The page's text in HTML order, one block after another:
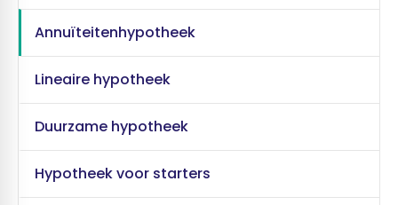
Annuïteitenhypotheek
Lineaire hypotheek
Duurzame hypotheek
Hypotheek voor starters